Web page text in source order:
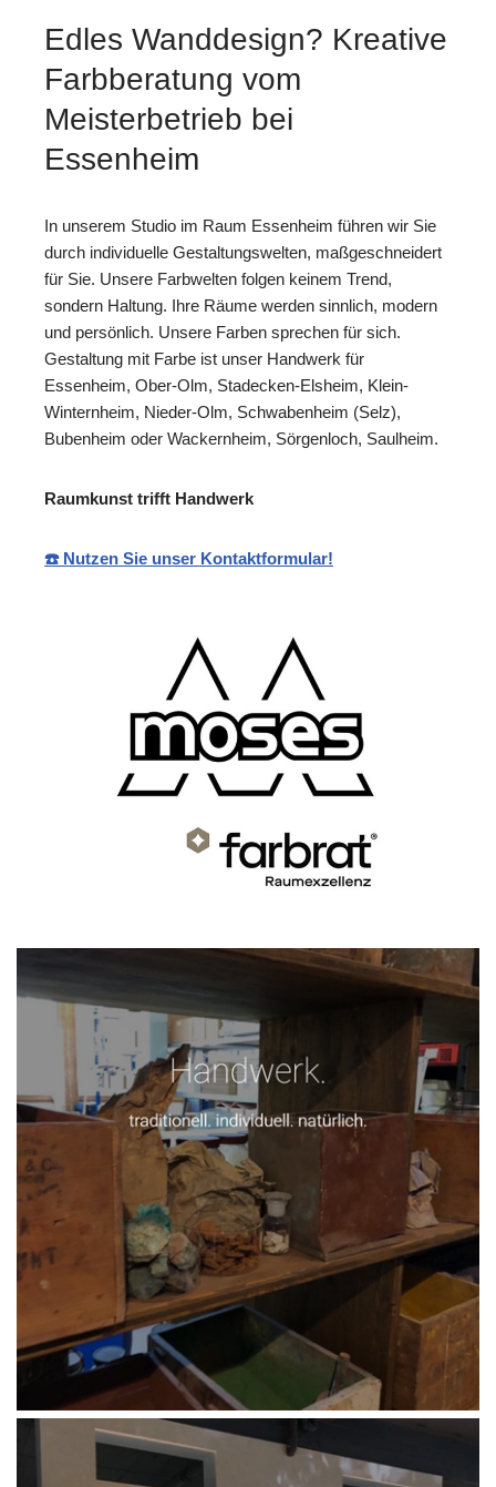
Edles Wanddesign? Kreative
Farbberatung vom
Meisterbetrieb bei
Essenheim
In unserem Studio im Raum Essenheim führen wir Sie
durch individuelle Gestaltungswelten, maßgeschneidert
für Sie. Unsere Farbwelten folgen keinem Trend,
sondern Haltung. Ihre Räume werden sinnlich, modern
und persönlich. Unsere Farben sprechen für sich.
Gestaltung mit Farbe ist unser Handwerk für
Essenheim, Ober-Olm, Stadecken-Elsheim, Klein-
Winternheim, Nieder-Olm, Schwabenheim (Selz),
Bubenheim oder Wackernheim, Sörgenloch, Saulheim.
Raumkunst trifft Handwerk
☎️ Nutzen Sie unser Kontaktformular!